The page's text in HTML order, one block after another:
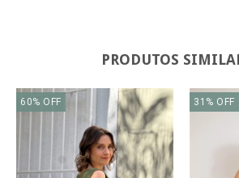
PRODUTOS
60% OFF 31 % OFF